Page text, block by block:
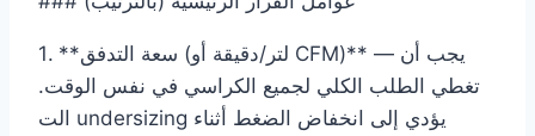
1. **سعة التدفق (لتر/دقيقة أو CFM)** — يجب أن
تغطي الطلب الكلي لجميع الكراسي في نفس الوقت.
الت undersizing يؤدي إلى انخفاض الضغط أثناء